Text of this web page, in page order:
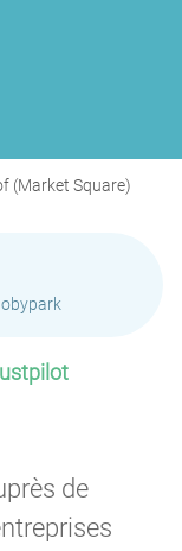
(Market Square)
de